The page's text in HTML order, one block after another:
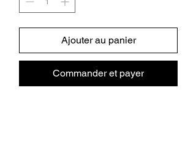
Ajouter au panier
Commander et payer